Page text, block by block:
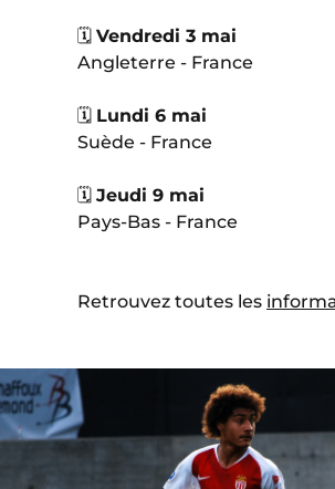
🗓 Vendredi 3 mai
Angleterre - France
🗓 Lundi 6 mai
Suède - France
🗓 Jeudi 9 mai
Pays-Bas - France
Retrouvez toutes les